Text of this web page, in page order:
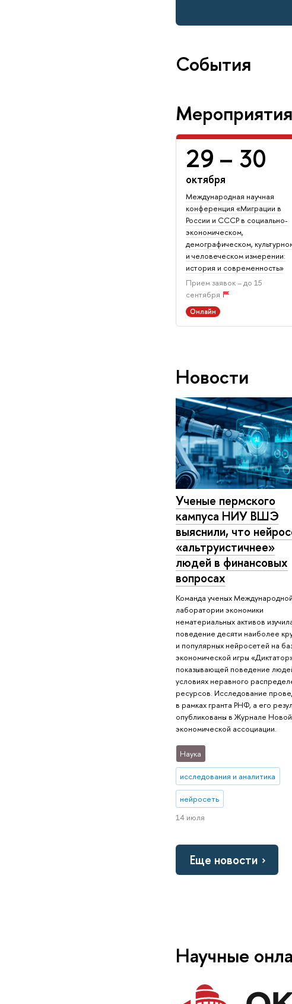
События
Мероприятия
29 – 30
октября
Международная научная
конференция «Миграции в
Росcии и СССР в социально-
экономическом,
демографическом,
и человеческом измерении:
история и современность»
Прием заявок – до 15
сентября
Онлайн
Новости
Ученые пермского
кампуса НИУ ВШЭ
выяснили, что
«альтруистичнее»
людей в финансовых
вопросах
Команда ученых Международной
лаборатории экономики
нематериальных активов
поведение десяти наиболее
и популярных нейросетей на
экономической игры
показывающей поведение
условиях неравного
ресурсов. Исследование
в рамках гранта РНФ, а его
опубликованы в Журнале Новой
экономической ассоциации.
Наука
исследования и аналитика
нейросеть
14 июля
Еще новости
Научные